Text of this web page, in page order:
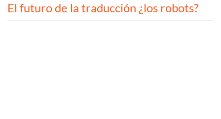
El futuro de la traducción ¿los robots?